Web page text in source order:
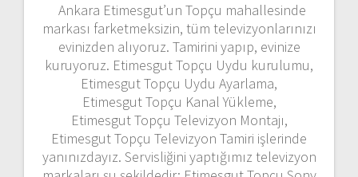
Ankara Etimesgut’un Topçu mahallesinde
markası farketmeksizin, tüm televizyonlarınızı
evinizden alıyoruz. Tamirini yapıp, evinize
kuruyoruz. Etimesgut Topçu Uydu kurulumu,
Etimesgut Topçu Uydu Ayarlama,
Etimesgut Topçu Kanal Yükleme,
Etimesgut Topçu Televizyon Montajı,
Etimesgut Topçu Televizyon Tamiri işlerinde
yanınızdayız. Servisliğini yaptığımız televizyon